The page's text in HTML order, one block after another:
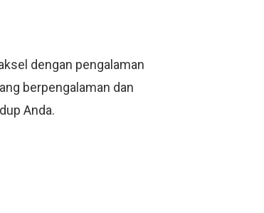
dengan pengalaman
berpengalaman dan
Anda.